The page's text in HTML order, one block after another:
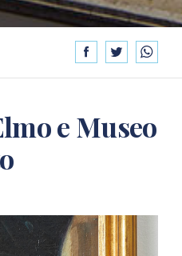
e Museo